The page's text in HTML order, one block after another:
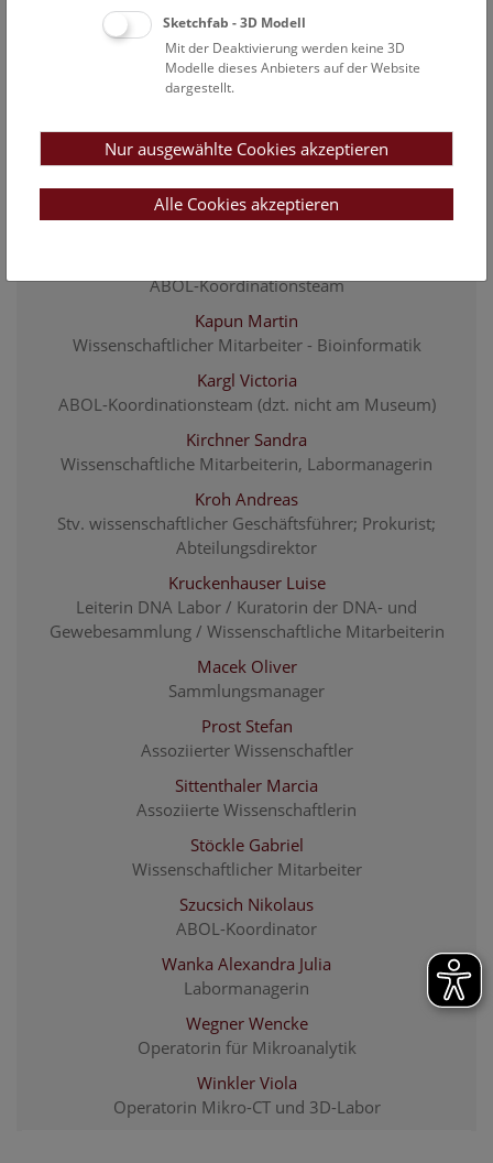
De Mattia Willy
Assoziierter Wissenschaftler
Efthymiadis Georgios
Fischer Iris
Labormanagerin
Haring Elisabeth
Assoziierte Wissenschaftlerin
ABOL-Koordinationsteam
Kapun Martin
Wissenschaftlicher Mitarbeiter - Bioinformatik
Kargl Victoria
ABOL-Koordinationsteam (dzt. nicht am Museum)
Kirchner Sandra
Wissenschaftliche Mitarbeiterin, Labormanagerin
Kroh Andreas
Stv. wissenschaftlicher Geschäftsführer; Prokurist;
Abteilungsdirektor
Kruckenhauser Luise
Leiterin DNA Labor / Kuratorin der DNA- und
Gewebesammlung / Wissenschaftliche Mitarbeiterin
Macek Oliver
Sammlungsmanager
Prost Stefan
Assoziierter Wissenschaftler
Sittenthaler Marcia
Assoziierte Wissenschaftlerin
Stöckle Gabriel
Wissenschaftlicher Mitarbeiter
Szucsich Nikolaus
ABOL-Koordinator
Wanka Alexandra Julia
Labormanagerin
Wegner Wencke
Operatorin für Mikroanalytik
Winkler Viola
Operatorin Mikro-CT und 3D-Labor
Sketchfab - 3D Modell
Mit der Deaktivierung werden keine 3D
Modelle dieses Anbieters auf der Website
dargestellt.
Nur ausgewählte Cookies akzeptieren
Alle Cookies akzeptieren